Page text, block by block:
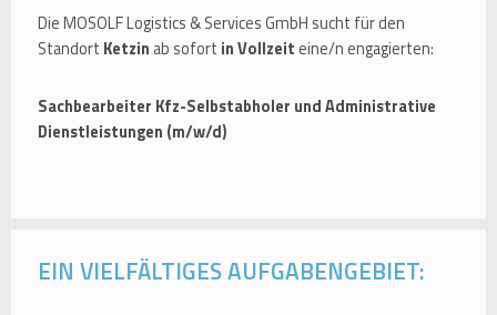
Die MOSOLF Logistics & Services GmbH sucht für den
Standort Ketzin ab sofort in Vollzeit eine/n engagierten:
Sachbearbeiter Kfz-Selbstabholer und Administrative
Dienstleistungen (m/w/d)
EIN VIELFÄLTIGES AUFGABENGEBIET: